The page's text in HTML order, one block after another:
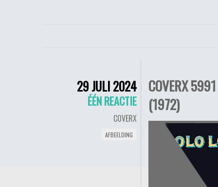
29 JULI 2024
ÉÉN REACTIE
COVERX
AFBEELDING
COVERX
(1972)